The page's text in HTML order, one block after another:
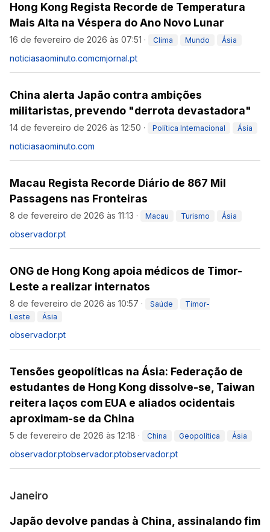
Hong Kong Regista Recorde de Temperatura
Mais Alta na Véspera do Ano Novo Lunar
16 de fevereiro de 2026 às 07:51 · Clima Mundo Ásia
noticiasaominuto.comcmjornal.pt
China alerta Japão contra ambições
militaristas, prevendo "derrota devastadora"
14 de fevereiro de 2026 às 12:50 · Política Internacional Ásia
noticiasaominuto.com
Macau Regista Recorde Diário de 867 Mil
Passagens nas Fronteiras
8 de fevereiro de 2026 às 11:13 · Macau Turismo Ásia
observador.pt
ONG de Hong Kong apoia médicos de Timor-
Leste a realizar internatos
8 de fevereiro de 2026 às 10:57 · Saúde
Timor-
Leste
Ásia
observador.pt
Tensões geopolíticas na Ásia: Federação de
estudantes de Hong Kong dissolve-se, Taiwan
reitera laços com EUA e aliados ocidentais
aproximam-se da China
5 de fevereiro de 2026 às 12:18 · China Geopolítica Ásia
observador.ptobservador.ptobservador.pt
Janeiro
Japão devolve pandas à China, assinalando fim